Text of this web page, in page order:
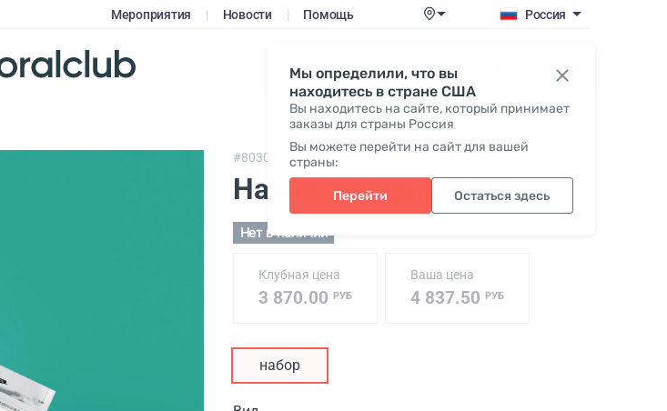
Мы определили, что вы
находитесь в стране США
Вы находитесь на сайте, который принимает
заказы для страны Россия
Вы можете перейти на сайт для вашей
страны:
Перейти Остаться здесь
Мероприятия | Новости | Помощь Россия
#80307, Water Pack №1
Начни с воды, набор
Нет в наличии
Клубная цена
3 870.00 РУБ
Ваша цена
4 837.50 РУБ
набор